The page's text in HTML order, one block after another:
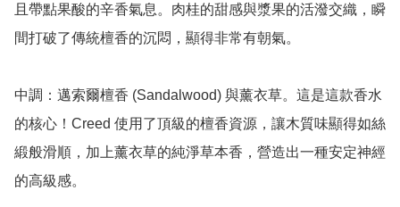
且帶點果酸的辛香氣息。肉桂的甜感與漿果的活潑交織，瞬
間打破了傳統檀香的沉悶，顯得非常有朝氣。
中調：邁索爾檀香 (Sandalwood) 與薰衣草。這是這款香水
的核心！Creed 使用了頂級的檀香資源，讓木質味顯得如絲
緞般滑順，加上薰衣草的純淨草本香，營造出一種安定神經
的高級感。